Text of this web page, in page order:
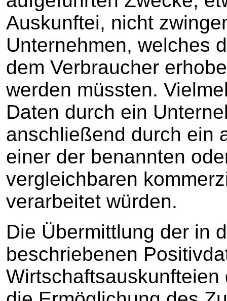
Auskunftei, nicht
Unternehmen, welches
dem Verbraucher
werden müssten.
Daten durch ein
anschließend durch ein
einer der benannten
vergleichbaren
verarbeitet würden.
Die Übermittlung der in
beschriebenen